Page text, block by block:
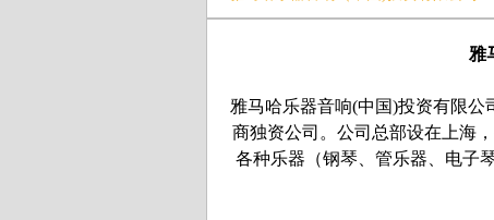
雅
雅马哈乐器音响(中国)投资有限
商独资公司。公司总部设在上海
各种乐器（钢琴、管乐器、电子